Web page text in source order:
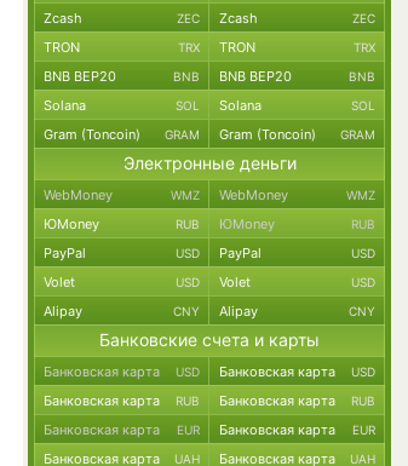
Zcash ZEC Zcash ZEC
TRON TRX TRON TRX
BNB BEP20 BNB BNB BEP20 BNB
Solana SOL Solana SOL
Gram (Toncoin) GRAM Gram (Toncoin) GRAM
Электронные деньги
WebMoney WMZ WebMoney WMZ
ЮMoney RUB ЮMoney RUB
PayPal USD PayPal USD
Volet USD Volet USD
Alipay CNY Alipay CNY
Банковские счета и карты
Банковская карта USD Банковская карта USD
Банковская карта RUB Банковская карта RUB
Банковская карта EUR Банковская карта EUR
Банковская карта UAH Банковская карта UAH